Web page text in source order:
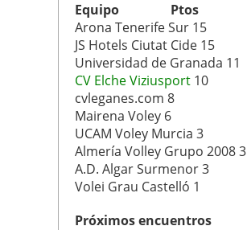
Equipo Ptos
Arona Tenerife Sur 15
JS Hotels Ciutat Cide 15
Universidad de Granada 11
CV Elche Viziusport 10
cvleganes.com 8
Mairena Voley 6
UCAM Voley Murcia 3
Almería Volley Grupo 2008 3
A.D. Algar Surmenor 3
Volei Grau Castelló 1
Próximos encuentros